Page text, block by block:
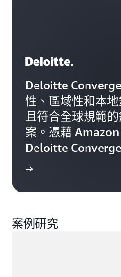
Deloitte
性、區域性和本
且符合全球規範
案。憑藉 Amazon
Deloitte
立了高度可擴展且
案例研究